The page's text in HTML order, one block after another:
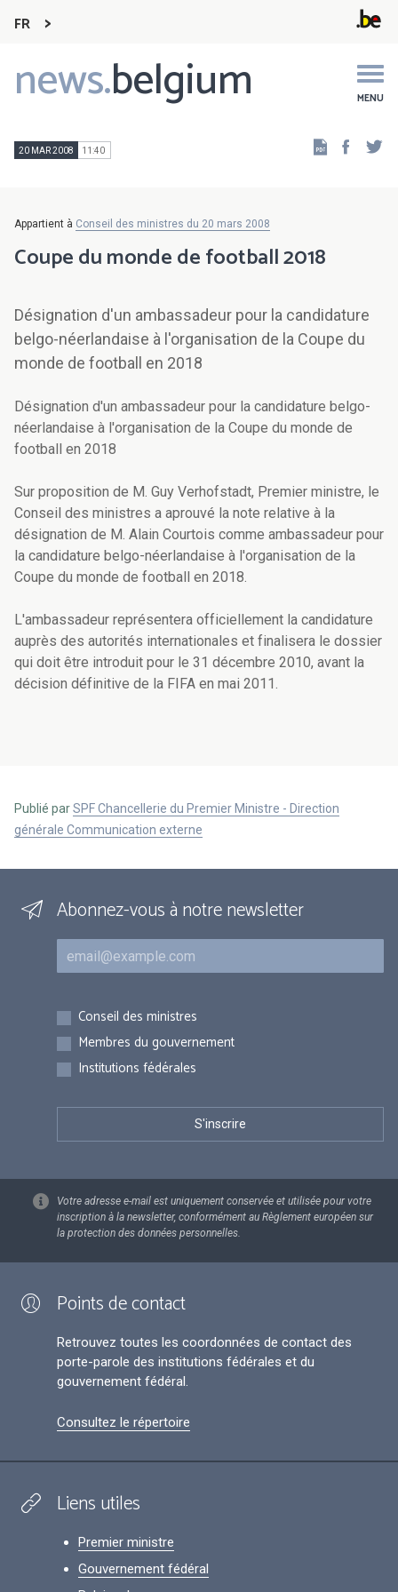
FR
news.belgium MENU
Main
navigation
20 MAR 2008 11:40
Appartient à Conseil des ministres du 20 mars 2008
Coupe du monde de football 2018
Désignation d'un ambassadeur pour la candidature
belgo-néerlandaise à l'organisation de la Coupe du
monde de football en 2018
Désignation d'un ambassadeur pour la candidature belgo-
néerlandaise à l'organisation de la Coupe du monde de
football en 2018
Sur proposition de M. Guy Verhofstadt, Premier ministre, le
Conseil des ministres a aprouvé la note relative à la
désignation de M. Alain Courtois comme ambassadeur pour
la candidature belgo-néerlandaise à l'organisation de la
Coupe du monde de football en 2018.
L'ambassadeur représentera officiellement la candidature
auprès des autorités internationales et finalisera le dossier
qui doit être introduit pour le 31 décembre 2010, avant la
décision définitive de la FIFA en mai 2011.
Publié parSPF Chancellerie du Premier Ministre - Direction
générale Communication externe
Abonnez-vous à notre newsletter
Courriel
Inscriptions
Conseil des ministres
Membres du gouvernement
Institutions fédérales
Votre adresse e-mail est uniquement conservée et utilisée pour votre
inscription à la newsletter, conformément au Règlement européen sur
la protection des données personnelles.
Points de contact
Retrouvez toutes les coordonnées de contact des
porte-parole des institutions fédérales et du
gouvernement fédéral.
Consultez le répertoire
Liens utiles
Premier ministre
Gouvernement fédéral